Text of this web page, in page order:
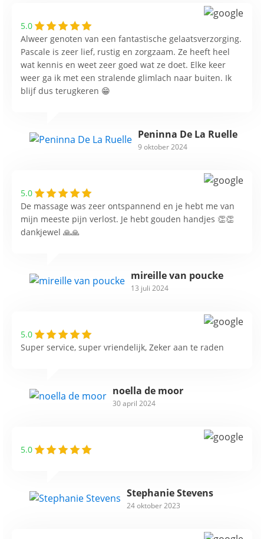
5.0
Alweer genoten van een fantastische gelaatsverzorging.
Pascale is zeer lief, rustig en zorgzaam. Ze heeft heel
wat kennis en weet zeer goed wat ze doet. Elke keer
weer ga ik met een stralende glimlach naar buiten. Ik
blijf dus terugkeren 😁
Peninna De La Ruelle
9 oktober 2024
5.0
De massage was zeer ontspannend en je hebt me van
mijn meeste pijn verlost. Je hebt gouden handjes 👏👏
dankjewel 🙏🙏
mireille van poucke
13 juli 2024
5.0
Super service, super vriendelijk, Zeker aan te raden
noella de moor
30 april 2024
5.0
Stephanie Stevens
24 oktober 2023